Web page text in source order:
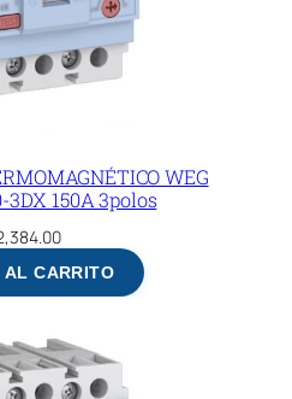
WEG
3DX 150A 3polos
AL CARRITO